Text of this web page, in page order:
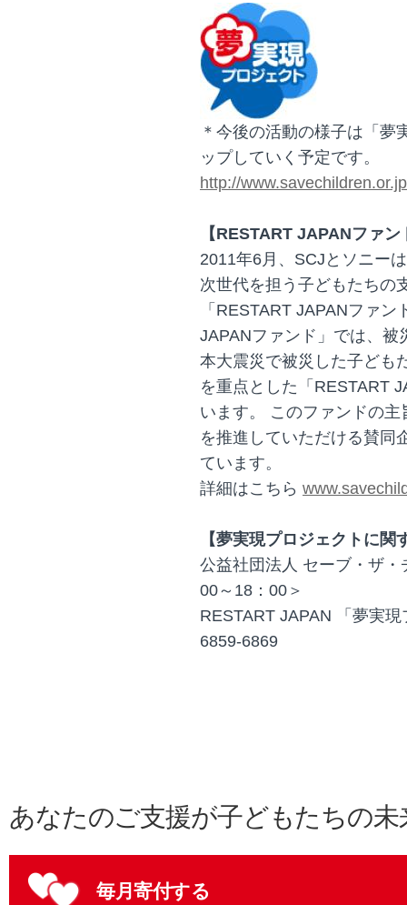
＊今後の活動の様子は「夢
ップしていく予定です。
http://
【RESTART JAPANファ
2011年6月、SCJとソニー
次世代を担う子どもたちの
「RESTART JAPANファ
JAPANファンド」では、
本大震災で被災した子ども
を重点とした「RESTART
います。 このファンドの
を推進していただける賛同
ています。
詳細はこちら
【夢実現プロジェクトに
公益社団法人 セーブ・ザ
00～18：00＞
RESTART JAPAN 「夢実
6859-6869
あなたのご支援が子どもたちの
毎月寄付する